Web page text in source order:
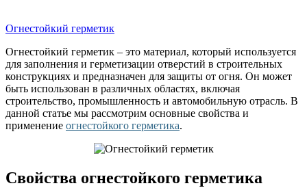
Огнестойкий герметик
Огнестойкий герметик – это материал, который используется
для заполнения и герметизации отверстий в строительных
конструкциях и предназначен для защиты от огня. Он может
быть использован в различных областях, включая
строительство, промышленность и автомобильную отрасль. В
данной статье мы рассмотрим основные свойства и
применение огнестойкого герметика.
Свойства огнестойкого герметика